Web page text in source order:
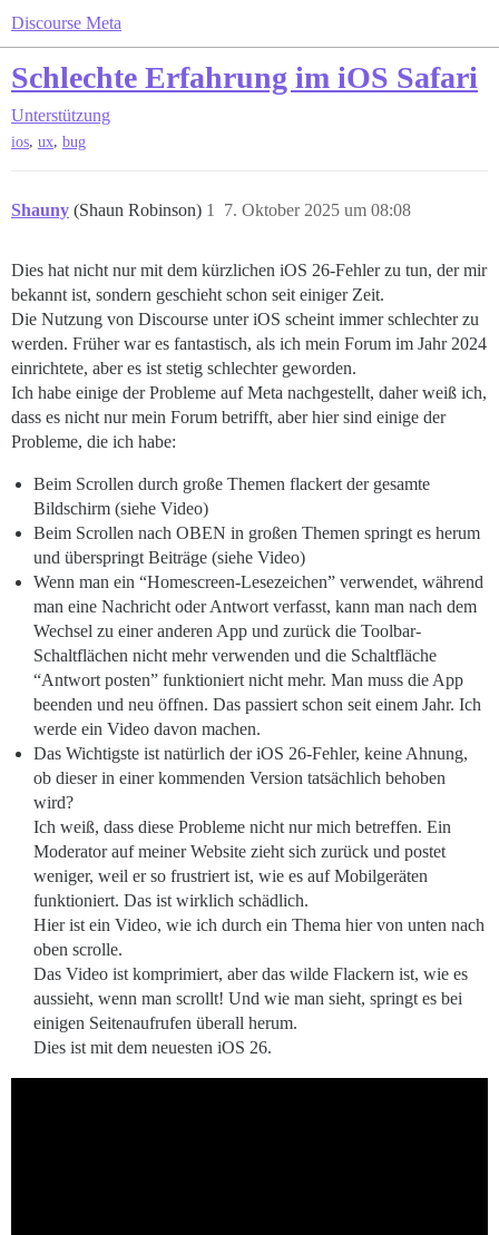
Discourse Meta
Schlechte Erfahrung im iOS Safari
Unterstützung
ios, ux, bug
Shauny (Shaun Robinson) 7. Oktober 2025 um 08:08
1
Dies hat nicht nur mit dem kürzlichen iOS 26-Fehler zu tun, der mir
bekannt ist, sondern geschieht schon seit einiger Zeit.
Die Nutzung von Discourse unter iOS scheint immer schlechter zu
werden. Früher war es fantastisch, als ich mein Forum im Jahr 2024
einrichtete, aber es ist stetig schlechter geworden.
Ich habe einige der Probleme auf Meta nachgestellt, daher weiß ich,
dass es nicht nur mein Forum betrifft, aber hier sind einige der
Probleme, die ich habe:
Beim Scrollen durch große Themen flackert der gesamte
Bildschirm (siehe Video)
Beim Scrollen nach OBEN in großen Themen springt es herum
und überspringt Beiträge (siehe Video)
Wenn man ein “Homescreen-Lesezeichen” verwendet, während
man eine Nachricht oder Antwort verfasst, kann man nach dem
Wechsel zu einer anderen App und zurück die Toolbar-
Schaltflächen nicht mehr verwenden und die Schaltfläche
“Antwort posten” funktioniert nicht mehr. Man muss die App
beenden und neu öffnen. Das passiert schon seit einem Jahr. Ich
werde ein Video davon machen.
Das Wichtigste ist natürlich der iOS 26-Fehler, keine Ahnung,
ob dieser in einer kommenden Version tatsächlich behoben
wird?
Ich weiß, dass diese Probleme nicht nur mich betreffen. Ein
Moderator auf meiner Website zieht sich zurück und postet
weniger, weil er so frustriert ist, wie es auf Mobilgeräten
funktioniert. Das ist wirklich schädlich.
Hier ist ein Video, wie ich durch ein Thema hier von unten nach
oben scrolle.
Das Video ist komprimiert, aber das wilde Flackern ist, wie es
aussieht, wenn man scrollt! Und wie man sieht, springt es bei
einigen Seitenaufrufen überall herum.
Dies ist mit dem neuesten iOS 26.